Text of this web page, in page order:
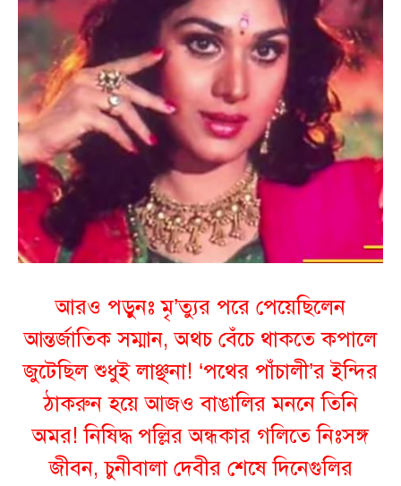
আরও পড়ুনঃমৃ’ত্যুর পরে পেয়েছিলেন
আন্তর্জাতিক সম্মান, অথচ বেঁচে থাকতে কপালে
জুটেছিল শুধুই লাঞ্ছনা! ‘পথের পাঁচালী’র ইন্দির
ঠাকরুন হয়ে আজও বাঙালির মননে তিনি
অমর! নিষিদ্ধ পল্লির অন্ধকার গলিতে নিঃসঙ্গ
জীবন, চুনীবালা দেবীর শেষে দিনেগুলির